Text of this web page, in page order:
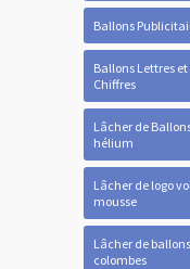
Ballons
Ballons Lettres et
Chiffres
Lâcher de
hélium
Lâcher de logo
mousse
Lâcher de ballons
colombes